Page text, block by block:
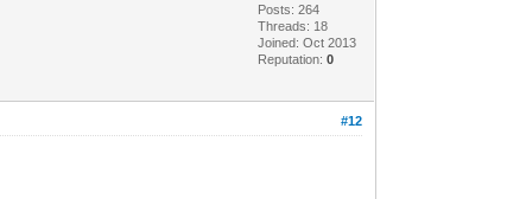
Posts: 264
Threads: 18
Joined: Oct 2013
Reputation:0
#12